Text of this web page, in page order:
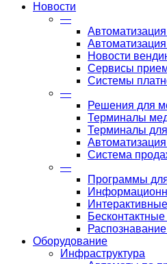
Новости
—
Новости
Сервисы
Системы
—
Решения для
Терминалы
Терминалы
Система
—
Программы
Оборудование
Инфраструктура